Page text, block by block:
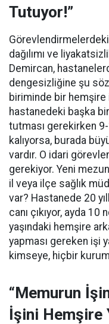
Tutuyor!”
dağılımı ve
Demircan,
dengesizliğine şu
biriminde bir hemşire
hastanedeki başka
tutması gerekirken
kalıyorsa, burada
vardır. O idari
gerekiyor. Yeni
il veya ilçe sağlık
var? Hastanede 20
canı çıkıyor, ayda
yaşındaki hemşire
yapması gereken işi
kimseye, hiçbir
“Memurun
İşini Hemşire